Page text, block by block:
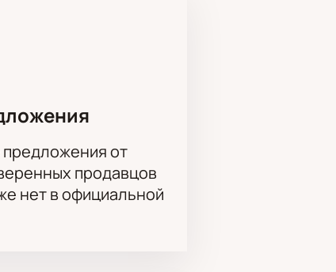
оформляется онлайн или
продолжительности и
номеру.
от
продавцов
нет в официальной